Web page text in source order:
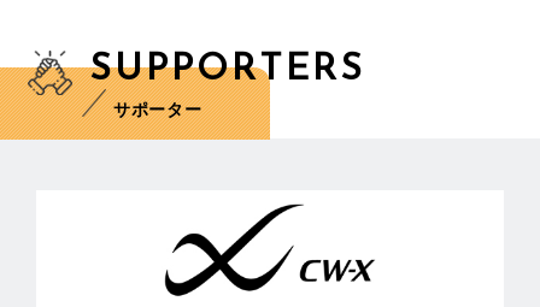
SUPPORTERS
サポーター